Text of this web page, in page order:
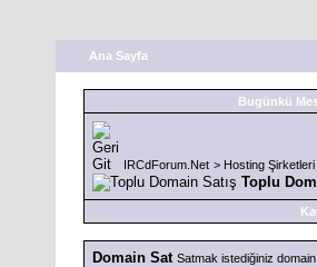
Ana Sayfa
Bugünkü
IRCdForum.Net > Hosting
Toplu
Domain Sat Satmak istediğiniz domain